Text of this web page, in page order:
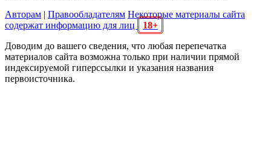
Авторам | Правообладателям Некоторые материалы сайта
содержат информацию для лиц
18+
Доводим до вашего сведения, что любая перепечатка
материалов сайта возможна только при наличии прямой
индексируемой гиперссылки и указания названия
первоисточника.